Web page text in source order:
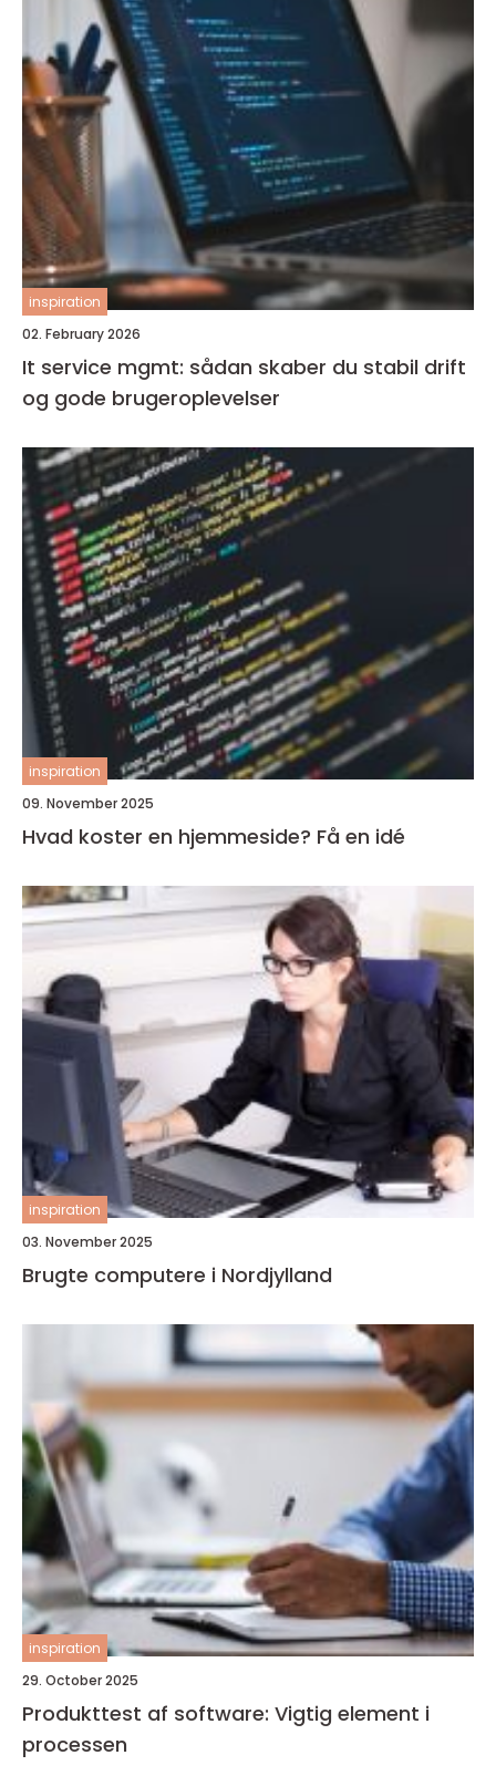
inspiration
02. February 2026
It service mgmt: sådan skaber du stabil drift
og gode brugeroplevelser
inspiration
09. November 2025
Hvad koster en hjemmeside? Få en idé
inspiration
03. November 2025
Brugte computere i Nordjylland
inspiration
29. October 2025
Produkttest af software: Vigtig element i
processen